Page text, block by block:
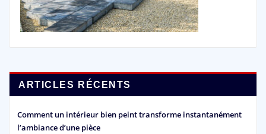
ARTICLES RÉCENTS
Comment un intérieur bien peint transforme instantanément
l’ambiance d’une pièce